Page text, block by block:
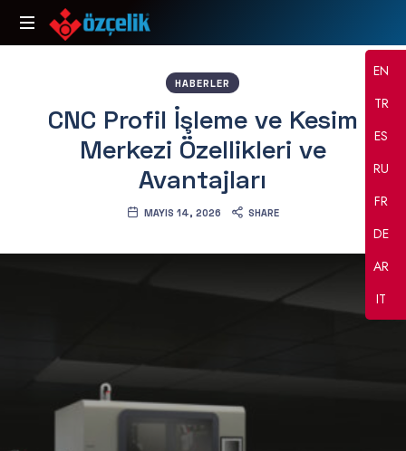
EN
TR
ES
RU
FR
DE
AR
IT
Özçelik
İşleme
Makinaları
HABERLER
CNC Profil İşleme ve Kesim
Merkezi Özellikleri ve
Avantajları
MAYIS 14, 2026 SHARE